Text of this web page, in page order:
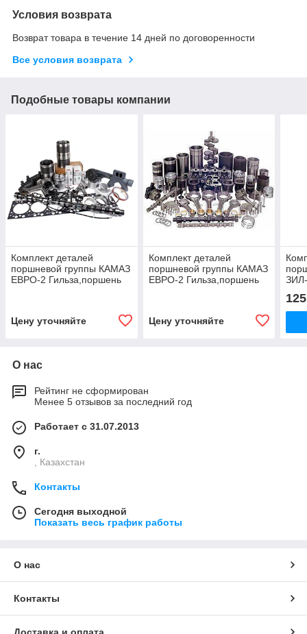
Условия возврата
Возврат товара в течение 14 дней по договоренности
Все условия возврата
Подобные товары компании
Комплект деталей
поршневой группы КАМАЗ
ЕВРО-2 Гильза,поршень
Цену уточняйте
Комплект деталей
поршневой группы КАМАЗ
ЕВРО-2 Гильза,поршень
Цену уточняйте
О нас
Рейтинг не сформирован
Менее 5 отзывов за последний год
Работает с 31.07.2013
г.
, Казахстан
Контакты
Сегодня выходной
Показать весь график работы
О нас
Контакты